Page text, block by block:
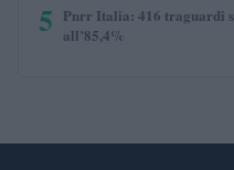
5 Pnrr Italia: 416 traguardi
all’85,4%